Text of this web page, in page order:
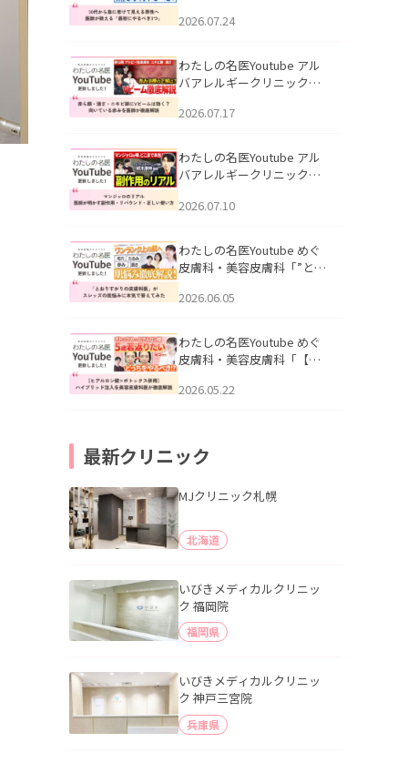
える男性へ｜医師が教える
公開いたしました。
2026.07.24
わたしの名医Youtube アル
バアレルギークリニック札
跡にVビームは効く？向いて
説」を公開いたしました。
2026.07.17
わたしの名医Youtube アル
バアレルギークリニック札
医師が明かす副作用・リバ
公開いたしました。
2026.07.10
わたしの名医Youtube めぐ
皮膚科・美容皮膚科「”とお
ッズの肌悩みに本気で答え
た。
2026.06.05
わたしの名医Youtube めぐ
皮膚科・美容皮膚科「【ヒ
用】ハイブリッド注入を美
2026.05.22
最新クリニック
MJクリニック札幌
北海道
いびきメディカルクリニッ
ク 福岡院
福岡県
いびきメディカルクリニッ
ク 神戸三宮院
兵庫県